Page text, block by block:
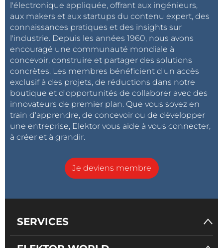
l'électronique appliquée, offrant aux ingénieurs,
aux makers et aux startups du contenu expert, des
connaissances pratiques et des insights sur
l'industrie. Depuis les années 1960, nous avons
encouragé une communauté mondiale à
concevoir, construire et partager des solutions
concrètes. Les membres bénéficient d'un accès
exclusif à des projets, de réductions dans notre
boutique et d'opportunités de collaborer avec des
innovateurs de premier plan. Que vous soyez en
train d'apprendre, de concevoir ou de développer
une entreprise, Elektor vous aide à vous connecter,
à créer et à grandir.
Je deviens membre
SERVICES